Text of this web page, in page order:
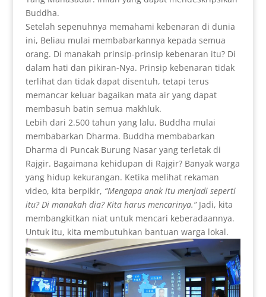
Buddha.
Setelah sepenuhnya memahami kebenaran di dunia
ini, Beliau mulai membabarkannya kepada semua
orang. Di manakah prinsip-prinsip kebenaran itu? Di
dalam hati dan pikiran-Nya. Prinsip kebenaran tidak
terlihat dan tidak dapat disentuh, tetapi terus
memancar keluar bagaikan mata air yang dapat
membasuh batin semua makhluk.
Lebih dari 2.500 tahun yang lalu, Buddha mulai
membabarkan Dharma. Buddha membabarkan
Dharma di Puncak Burung Nasar yang terletak di
Rajgir. Bagaimana kehidupan di Rajgir? Banyak warga
yang hidup kekurangan. Ketika melihat rekaman
video, kita berpikir, “Mengapa anak itu menjadi seperti
itu? Di manakah dia? Kita harus mencarinya.”Jadi, kita
membangkitkan niat untuk mencari keberadaannya.
Untuk itu, kita membutuhkan bantuan warga lokal.